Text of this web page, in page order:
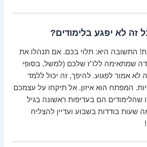
לא יפגע בלימודים?
התשובה היא: תלוי בכם. אם תנהלו את
שמתאימה ללו"ז שלכם (למשל, בסופי
לא אמור לפגוע. להיפך, זה יכול ללמד
המפתח הוא איזון. אל תיקחו על עצמכם
שהלימודים הם בעדיפות ראשונה בגיל
שעות בודדות בשבוע ועדיין להצליח